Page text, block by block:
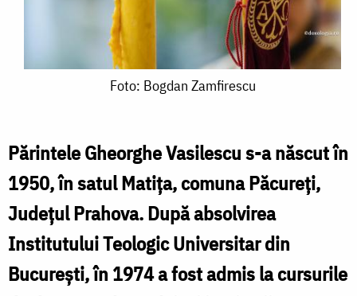
Foto: Bogdan Zamfirescu
Părintele Gheorghe Vasilescu s-a născut în
1950, în satul Matița, comuna Păcureți,
Județul Prahova. După absolvirea
Institutului Teologic Universitar din
București, în 1974 a fost admis la cursurile